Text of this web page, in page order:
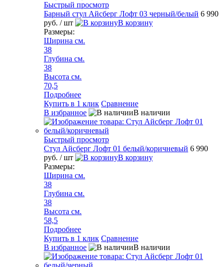
Быстрый просмотр
Барный стул Айсберг Лофт 03 черный/белый 6 990
руб. / шт
В корзину
Размеры:
Ширина см.
38
Глубина см.
38
Высота см.
70,5
Подробнее
Купить в 1 клик Сравнение
В избранное
В наличии
Быстрый просмотр
Стул Айсберг Лофт 01 белый/коричневый 6 990
руб. / шт
В корзину
Размеры:
Ширина см.
38
Глубина см.
38
Высота см.
58,5
Подробнее
Купить в 1 клик Сравнение
В избранное
В наличии